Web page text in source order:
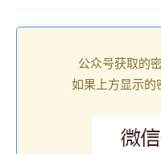
公众号获取的
如果上方显示的